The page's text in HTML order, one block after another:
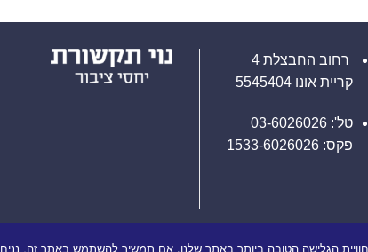
רחוב החבצלת 4
קריית אונו 5545404
טל': 03-6026026
פקס: 1533-6026026